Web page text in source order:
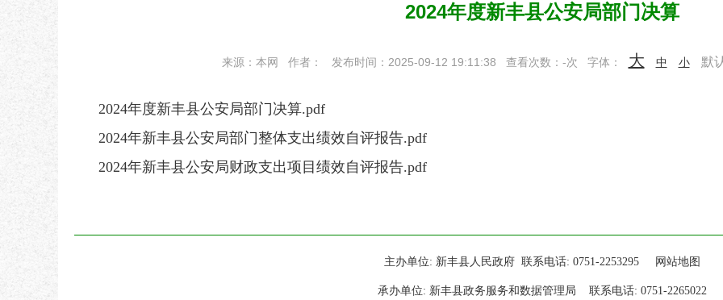
2024年度新丰县公安局部门决算
来源：本网 作者： 发布时间：2025-09-12 19:11:38 查看次数： -次 字体： 大 中 小 默
2024年度新丰县公安局部门决算.pdf
2024年新丰县公安局部门整体支出绩效自评报告.pdf
2024年新丰县公安局财政支出项目绩效自评报告.pdf
主办单位: 新丰县人民政府 联系电话: 0751-2253295 网站地图
承办单位: 新丰县政务服务和数据管理局 联系电话: 0751-2265022